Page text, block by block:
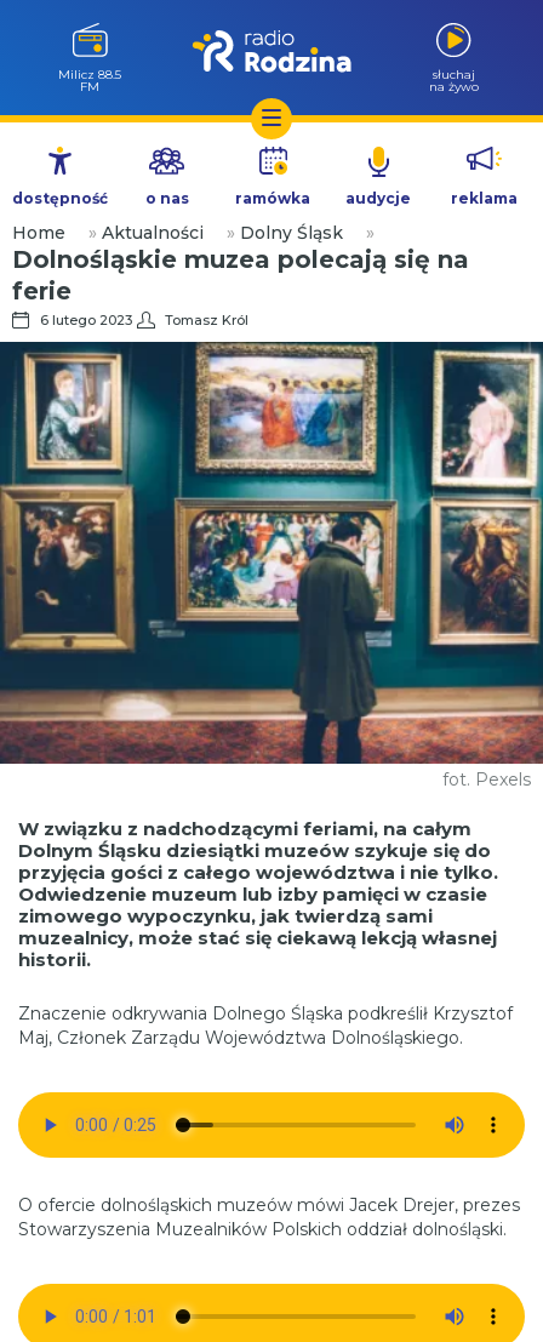
Przejdź
treści
Milicz 88.5
FM
słuchaj
na żywo
dostępność o nas ramówka audycje reklama
Home » Aktualności » Dolny Śląsk »
Dolnośląskie muzea polecają się na
ferie
6 lutego 2023 Tomasz Król
fot. Pexels
W związku z nadchodzącymi feriami, na całym
Dolnym Śląsku dziesiątki muzeów szykuje się do
przyjęcia gości z całego województwa i nie tylko.
Odwiedzenie muzeum lub izby pamięci w czasie
zimowego wypoczynku, jak twierdzą sami
muzealnicy, może stać się ciekawą lekcją własnej
historii.
Znaczenie odkrywania Dolnego Śląska podkreślił Krzysztof
Maj, Członek Zarządu Województwa Dolnośląskiego.
O ofercie dolnośląskich muzeów mówi Jacek Drejer, prezes
Stowarzyszenia Muzealników Polskich oddział dolnośląski.